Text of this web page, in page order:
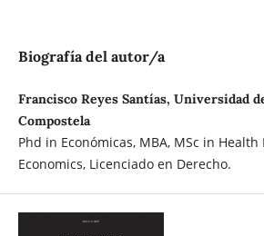
Biografía del autor/a
Francisco Reyes Santías, Universidad
Compostela
Phd in Económicas, MBA, MSc in Health
Economics, Licenciado en Derecho.